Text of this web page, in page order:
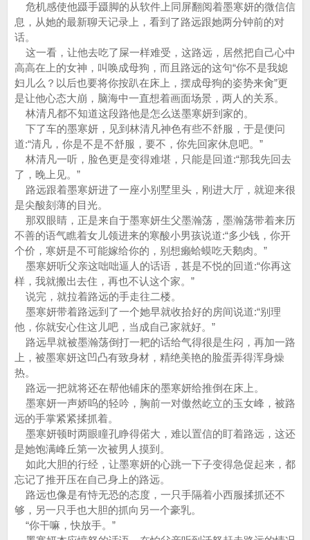
危机感使他蹑手蹑脚的从软件上同屏翻阅着墨寒妍的微信信
息，从她的最新聊天记录上，看到了路远跟她两分钟前的对
话。
这一看，让他去吃了屎一样难受，这路远，居然把自己心中
高高在上的女神，叫唤成母狗，而且路远的这句“你不是我媳
妇儿么？以后也要将你按趴在床上，摆成母狗的姿势来肏”更
是让他心态大崩，脑海中一直想着画面场景，两人的关系。
林清凡都不知道这段路他是怎么送墨寒妍到家的。
下了车的墨寒妍，见到林清凡神色有些不舒服，于是便问
道:“清凡，你是不是不舒服，要不，你先回家休息吧。”
林清凡一听，脸色更是变得难堪，只能是回道:“那我先回去
了，晚上见。”
路远跟着墨寒妍进了一座小别墅里头，刚进大厅，就迎来很
是尖酸刻薄的目光。
那双眼睛，正是来自于墨寒妍生父墨瀚荡，墨瀚荡带着来历
不善的语气瞧着女儿领进来的寒酸小男孩说道:“多少钱，你开
个价，寒妍是不可能嫁给你的，别想癞蛤蟆吃天鹅肉。”
墨寒妍听父亲这咄咄逼人的话语，甚是不悦的回道:“你再这
样，我就搬出去住，再也不认这个家。”
说完，就拉着路远的手走往二楼。
墨寒妍带着路远到了一个她早就收拾好的房间说道:“别理
他，你就安心住这儿吧，当成自己家就好。”
路远早就被墨瀚荡倒打一耙的话给气得很是生闷，再加一路
上，被墨寒妍这凹凸有致身材，精绝美艳的脸蛋弄得浑身燥
热。
路远一把就将还在帮他铺床的墨寒妍给推倒在床上。
墨寒妍一声娇呜的轻吟，胸前一对傲然屹立的玉女峰，被路
远的手掌紧紧揉抓着。
墨寒妍顿时两眼瞳孔睁得偌大，难以置信的盯着路远，这还
是她饱满峰丘第一次被男人摸到。
如此大胆的行经，让墨寒妍的心跳一下子变得急促起来，都
忘记了推开压在自己身上的路远。
路远也像是有恃无恐的态度，一只手隔着小西服揉抓还不
够，另一只手也大胆的抓向另一个豪乳。
“你干嘛，快放手。”